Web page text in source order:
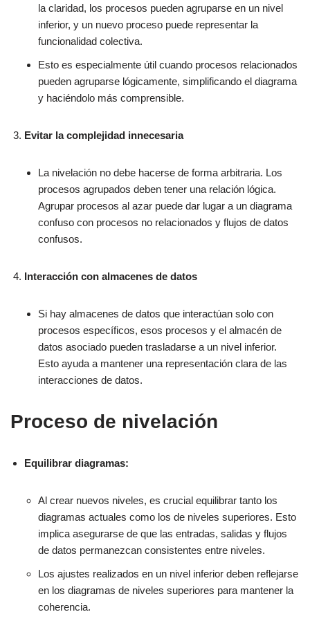
la claridad, los procesos pueden agruparse en un nivel
inferior, y un nuevo proceso puede representar la
funcionalidad colectiva.
Esto es especialmente útil cuando procesos relacionados
pueden agruparse lógicamente, simplificando el diagrama
y haciéndolo más comprensible.
Evitar la complejidad innecesaria
La nivelación no debe hacerse de forma arbitraria. Los
procesos agrupados deben tener una relación lógica.
Agrupar procesos al azar puede dar lugar a un diagrama
confuso con procesos no relacionados y flujos de datos
confusos.
Interacción con almacenes de datos
Si hay almacenes de datos que interactúan solo con
procesos específicos, esos procesos y el almacén de
datos asociado pueden trasladarse a un nivel inferior.
Esto ayuda a mantener una representación clara de las
interacciones de datos.
Proceso de nivelación
Equilibrar diagramas:
Al crear nuevos niveles, es crucial equilibrar tanto los
diagramas actuales como los de niveles superiores. Esto
implica asegurarse de que las entradas, salidas y flujos
de datos permanezcan consistentes entre niveles.
Los ajustes realizados en un nivel inferior deben reflejarse
en los diagramas de niveles superiores para mantener la
coherencia.